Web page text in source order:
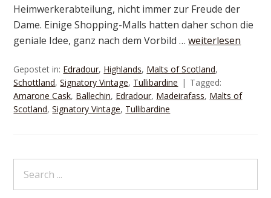
Heimwerkerabteilung, nicht immer zur Freude der
Dame. Einige Shopping-Malls hatten daher schon die
geniale Idee, ganz nach dem Vorbild …weiterlesen
Gepostet in: Edradour, Highlands, Malts of Scotland,
Schottland,Signatory Vintage, Tullibardine
Tagged:
Amarone Cask, Ballechin, Edradour, Madeirafass, Malts of
Scotland,Signatory Vintage, Tullibardine